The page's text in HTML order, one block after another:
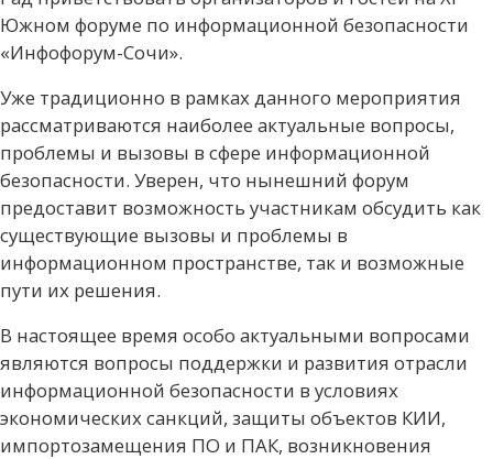
Южном форуме по информационной безопасности
«Инфофорум-Сочи».
Уже традиционно в рамках данного мероприятия
рассматриваются наиболее актуальные вопросы,
проблемы и вызовы в сфере информационной
безопасности. Уверен, что нынешний форум
предоставит возможность участникам обсудить как
существующие вызовы и проблемы в
информационном пространстве, так и возможные
пути их решения.
В настоящее время особо актуальными вопросами
являются вопросы поддержки и развития отрасли
информационной безопасности в условиях
экономических санкций, защиты объектов КИИ,
импортозамещения ПО и ПАК, возникновения